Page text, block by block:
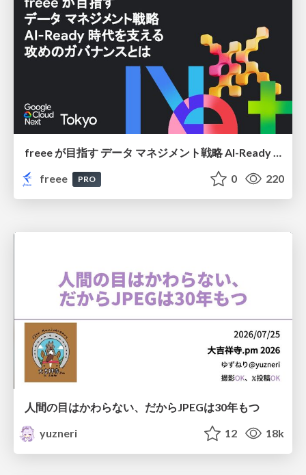
freee が目指す データ マネジメント戦略 AI-Ready 時代を支える 攻めのガバナンスとは
freee
PRO 0 220
人間の目はかわらない、だからJPEGは30年もつ
yuzneri
12 18k